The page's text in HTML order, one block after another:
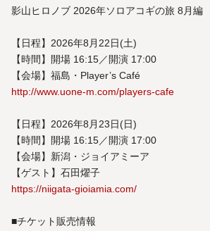
影⼭ヒロノブ 2026年ソロアコギの旅 8月編
【日程】2026年8月22日(土)
【時間】開場 16:15／開演 17:00
【会場】福島・Player’s Café
http://www.uone-m.com/players-cafe
【日程】2026年8月23日(日)
【時間】開場 16:15／開演 17:00
【会場】新潟・ジョイアミーア
【ゲスト】石田燿子
https://niigata-gioiamia.com/
■チケット販売情報